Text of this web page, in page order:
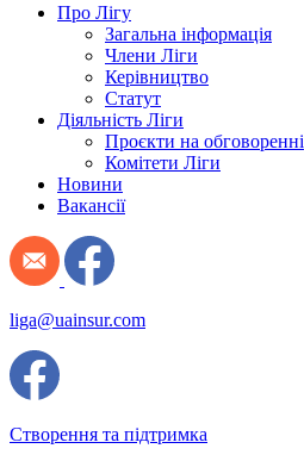
Про Лігу
Загальна інформація
Члени Ліги
Керівництво
Статут
Діяльність Ліги
Проєкти на обговоренні
Комітети Ліги
Новини
Вакансії
liga@uainsur.com
Створення та підтримка